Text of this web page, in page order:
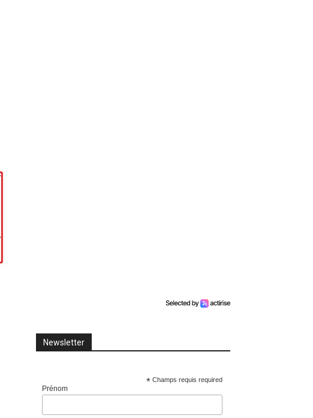
Newsletter
* Champs requis required
Prénom